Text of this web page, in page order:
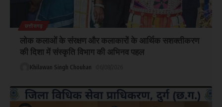
छत्तीसगढ़
लोक कलाओं के संरक्षण और कलाकारों के आर्थिक सशक्तीकरण
की दिशा में संस्कृति विभाग की अभिनव पहल
Khilawan Singh Chouhan